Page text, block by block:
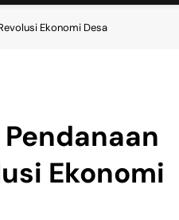
Ekonomi Desa
Ekonomi